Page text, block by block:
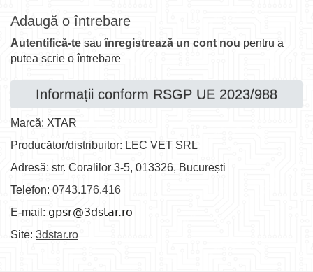
Adaugă o întrebare
Autentifică-te sauînregistrează un cont nou pentru a
putea scrie o întrebare
Informații conform RSGP UE 2023/988
Marcă: XTAR
Producător/distribuitor: LEC VET SRL
Adresă: str. Coralilor 3-5, 013326, București
Telefon: 0743.176.416
E-mail:
Site: 3dstar.ro